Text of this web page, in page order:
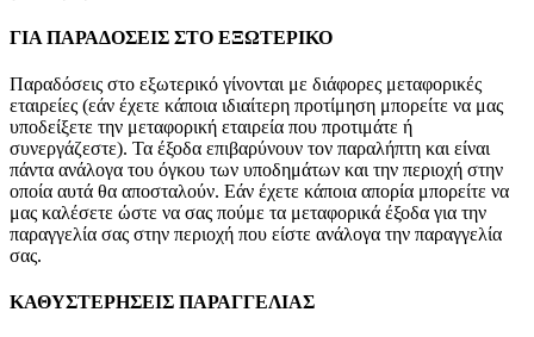
ΓΙΑ ΠΑΡΑΔΟΣΕΙΣ ΣΤΟ ΕΞΩΤΕΡΙΚΟ
Παραδόσεις στο εξωτερικό γίνονται με διάφορες μεταφορικές
εταιρείες (εάν έχετε κάποια ιδιαίτερη προτίμηση μπορείτε να μας
υποδείξετε την μεταφορική εταιρεία που προτιμάτε ή
συνεργάζεστε). Τα έξοδα επιβαρύνουν τον παραλήπτη και είναι
πάντα ανάλογα του όγκου των υποδημάτων και την περιοχή στην
οποία αυτά θα αποσταλούν. Εάν έχετε κάποια απορία μπορείτε να
μας καλέσετε ώστε να σας πούμε τα μεταφορικά έξοδα για την
παραγγελία σας στην περιοχή που είστε ανάλογα την παραγγελία
σας.
ΚΑΘΥΣΤΕΡΗΣΕΙΣ ΠΑΡΑΓΓΕΛΙΑΣ